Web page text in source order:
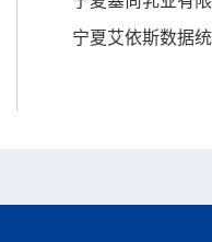
宁夏艾依斯数据